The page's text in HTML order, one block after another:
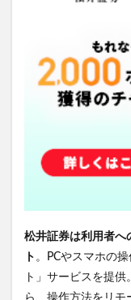
松井証券は利用者へ
ト 。PCやスマホの
ト」サービスを提